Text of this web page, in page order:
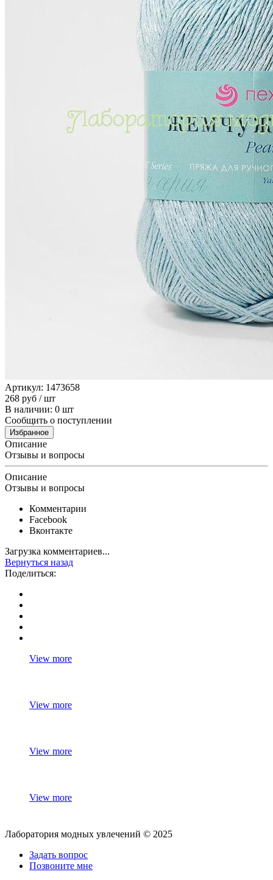
Артикул: 1473658
268 руб / шт
В наличии: 0 шт
Сообщить о поступлении
Избранное
Описание
Отзывы и вопросы
Описание
Отзывы и вопросы
Комментарии
Facebook
Вконтакте
Загрузка комментариев...
Вернуться назад
Поделиться:
View more
View more
View more
View more
Лаборатория модных увлечений © 2025
Задать вопрос
Позвоните мне